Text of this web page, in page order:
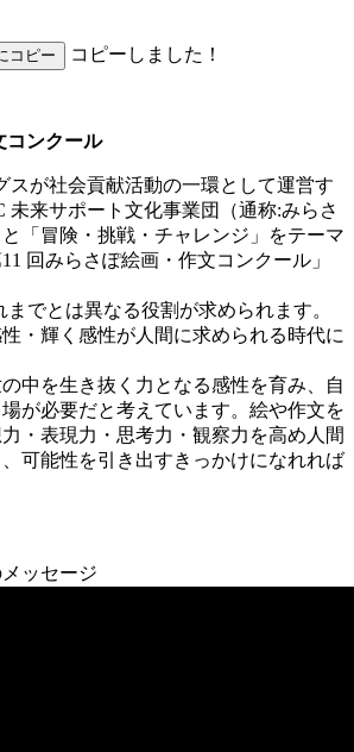
コピー コピーしました！
コンクール
スが社会貢献活動の一環として運営す
未来サポート文化事業団（通称:みらさ
「冒険・挑戦・チャレンジ」をテーマ
回みらさぽ絵画・作文コンクール」
でとは異なる役割が求められます。
・輝く感性が人間に求められる時代に
中を生き抜く力となる感性を育み、自
が必要だと考えています。絵や作文を
・表現力・思考力・観察力を高め人間
可能性を引き出すきっかけになれれば
ッセージ